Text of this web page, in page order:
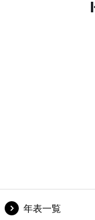
年表一覧